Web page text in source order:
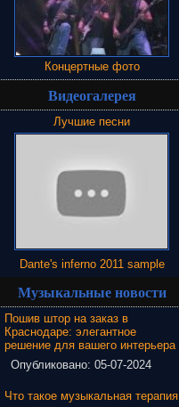
Концертные фото
Видеогалерея
Лучшие песни
Dante's inferno 2011 sample
Музыкальные новости
Пошив штор на заказ в
Краснодаре: элегантное
решение для вашего интерьера
Опубликовано: 05-07-2024
Что такое музыкальная терапия